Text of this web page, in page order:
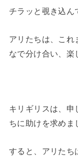
チラッと覗き込
アリたちは、これ
なで分け合い、楽
キリギリスは、申
ちに助けを求めま
すると、アリた